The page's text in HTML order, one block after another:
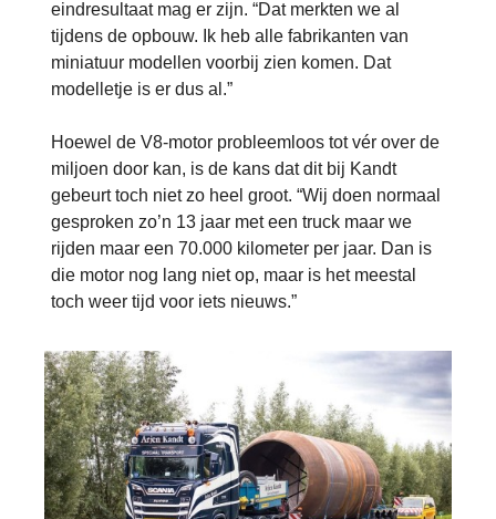
eindresultaat mag er zijn. “Dat merkten we al
tijdens de opbouw. Ik heb alle fabrikanten van
miniatuur modellen voorbij zien komen. Dat
modelletje is er dus al.”
Hoewel de V8-motor probleemloos tot vér over de
miljoen door kan, is de kans dat dit bij Kandt
gebeurt toch niet zo heel groot. “Wij doen normaal
gesproken zo’n 13 jaar met een truck maar we
rijden maar een 70.000 kilometer per jaar. Dan is
die motor nog lang niet op, maar is het meestal
toch weer tijd voor iets nieuws.”